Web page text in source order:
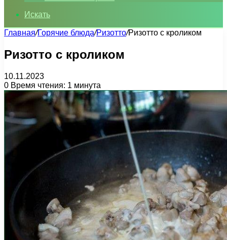
Искать
Главная/Горячие блюда/Ризотто/Ризотто с кроликом
Ризотто с кроликом
10.11.2023
0 Время чтения: 1 минута